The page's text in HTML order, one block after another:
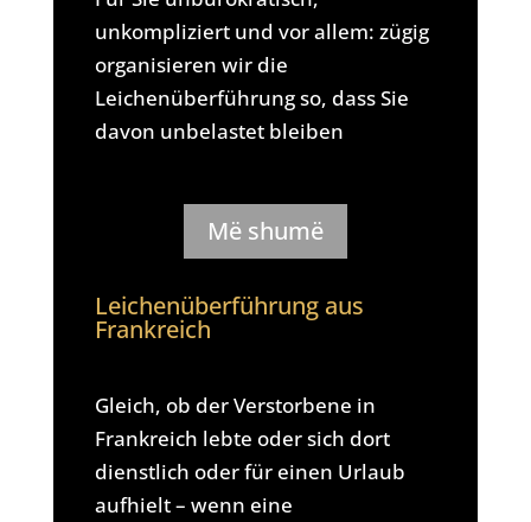
unkompliziert und vor allem: zügig
organisieren wir die
Leichenüberführung so, dass Sie
davon unbelastet bleiben
Më shumë
Leichenüberführung aus
Frankreich
Gleich, ob der Verstorbene in
Frankreich lebte oder sich dort
dienstlich oder für einen Urlaub
aufhielt – wenn eine